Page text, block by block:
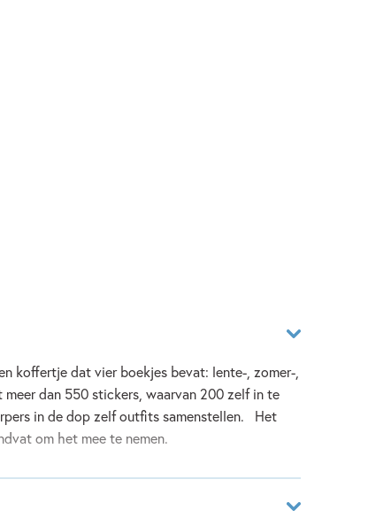
koffertje dat vier boekjes bevat: lente-, zomer-,
dan 550 stickers, waarvan 200 zelf in te
in de dop zelf outfits samenstellen. Het
om het mee te nemen.